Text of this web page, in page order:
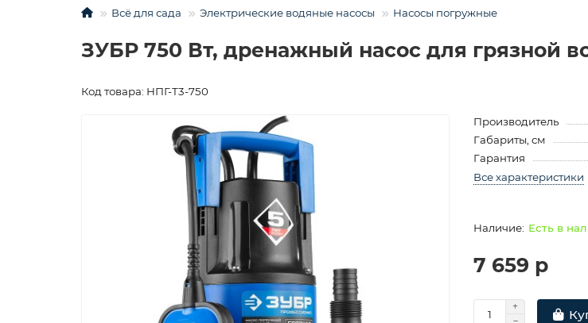
Всё для сада Электрические водяные насосы Насосы погружные
ЗУБР 750 Вт, дренажный насос для грязной
Код товара: НПГ-Т3-750
Производитель
Габариты, см
Гарантия
Все характеристики
Есть в
7 659 р